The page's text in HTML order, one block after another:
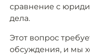
сравнение с
дела.
Этот вопрос
обсуждения, и мы